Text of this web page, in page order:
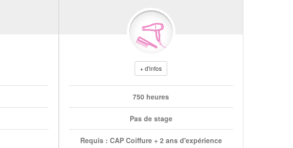
+ d'infos
750 heures
Pas de stage
Requis : CAP Coiffure + 2 ans d'expérience